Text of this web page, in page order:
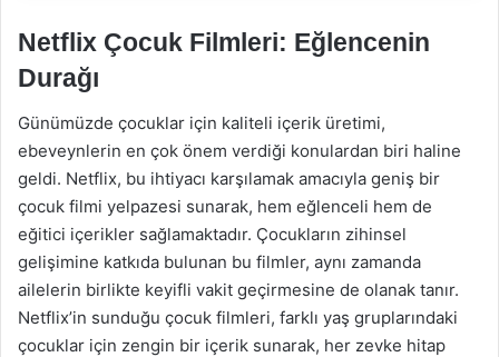
Netflix Çocuk Filmleri: Eğlencenin
Durağı
Günümüzde çocuklar için kaliteli içerik üretimi,
ebeveynlerin en çok önem verdiği konulardan biri haline
geldi. Netflix, bu ihtiyacı karşılamak amacıyla geniş bir
çocuk filmi yelpazesi sunarak, hem eğlenceli hem de
eğitici içerikler sağlamaktadır. Çocukların zihinsel
gelişimine katkıda bulunan bu filmler, aynı zamanda
ailelerin birlikte keyifli vakit geçirmesine de olanak tanır.
Netflix’in sunduğu çocuk filmleri, farklı yaş gruplarındaki
çocuklar için zengin bir içerik sunarak, her zevke hitap